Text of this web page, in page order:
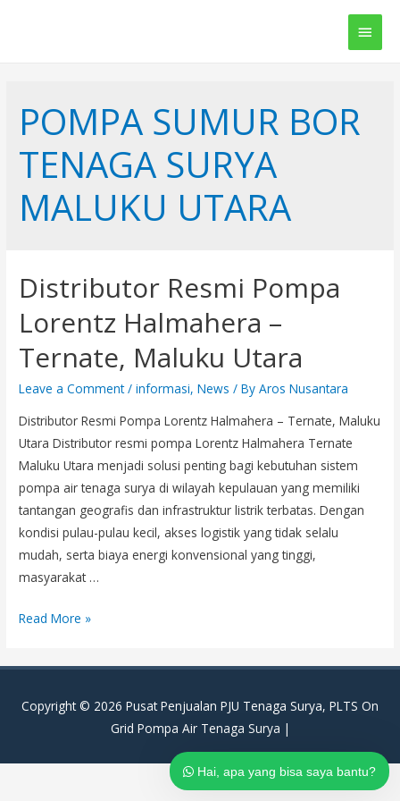
Main
POMPA SUMUR BOR
TENAGA SURYA
MALUKU UTARA
Distributor Resmi Pompa
Lorentz Halmahera –
Ternate, Maluku Utara
Leave a Comment /informasi,News / ByAros Nusantara
Distributor Resmi Pompa Lorentz Halmahera – Ternate, Maluku
Utara Distributor resmi pompa Lorentz Halmahera Ternate
Maluku Utara menjadi solusi penting bagi kebutuhan sistem
pompa air tenaga surya di wilayah kepulauan yang memiliki
tantangan geografis dan infrastruktur listrik terbatas. Dengan
kondisi pulau-pulau kecil, akses logistik yang tidak selalu
mudah, serta biaya energi konvensional yang tinggi,
masyarakat …
Distributor
Pompa
Halmahera
Read More »
Copyright © 2026 Pusat Penjualan PJU Tenaga Surya, PLTS On
Grid Pompa Air Tenaga Surya |
Hai, apa yang bisa saya bantu?